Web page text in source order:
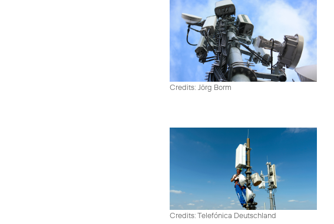
Credits: Jörg Borm
Credits: Telefónica Deutschland